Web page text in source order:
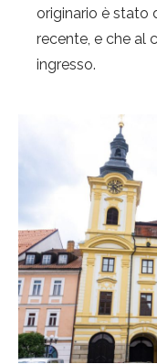
originario è stato
recente, e che al
ingresso.